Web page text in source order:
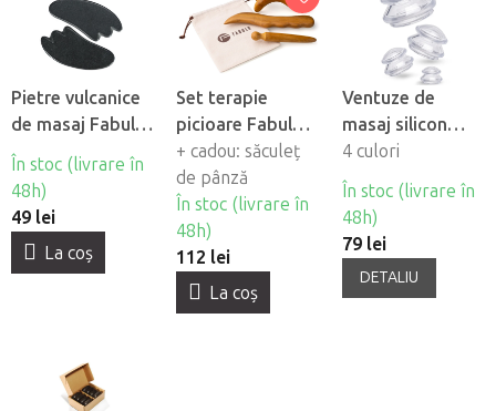
Pietre vulcanice
de masaj Fabulo
Gua Sha, 2 buc
În stoc (livrare în
48h)
49 lei
La coş
Set terapie
picioare Fabulo
Set terapie, 3
buc
+ cadou: săculeț
de pânză
În stoc (livrare în
48h)
112 lei
La coş
Ventuze de
masaj silicon
Fabulo
Mushroom - set,
4 buc
4 culori
În stoc (livrare în
48h)
79 lei
DETALIU